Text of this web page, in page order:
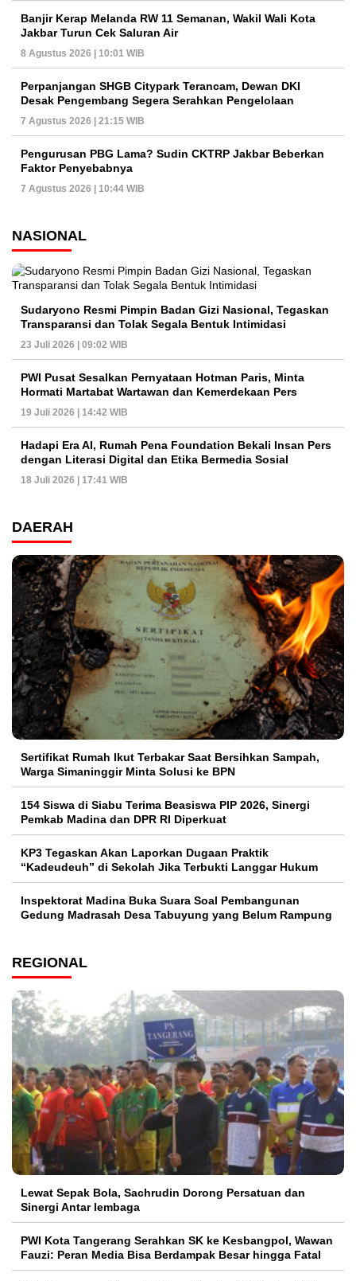
Banjir Kerap Melanda RW 11 Semanan, Wakil Wali Kota
Jakbar Turun Cek Saluran Air
8 Agustus 2026 | 10:01 WIB
Perpanjangan SHGB Citypark Terancam, Dewan DKI
Desak Pengembang Segera Serahkan Pengelolaan
7 Agustus 2026 | 21:15 WIB
Pengurusan PBG Lama? Sudin CKTRP Jakbar Beberkan
Faktor Penyebabnya
7 Agustus 2026 | 10:44 WIB
NASIONAL
Sudaryono Resmi Pimpin Badan Gizi Nasional, Tegaskan
Transparansi dan Tolak Segala Bentuk Intimidasi
23 Juli 2026 | 09:02 WIB
PWI Pusat Sesalkan Pernyataan Hotman Paris, Minta
Hormati Martabat Wartawan dan Kemerdekaan Pers
19 Juli 2026 | 14:42 WIB
Hadapi Era AI, Rumah Pena Foundation Bekali Insan Pers
dengan Literasi Digital dan Etika Bermedia Sosial
18 Juli 2026 | 17:41 WIB
DAERAH
Sertifikat Rumah Ikut Terbakar Saat Bersihkan Sampah,
Warga Simaninggir Minta Solusi ke BPN
154 Siswa di Siabu Terima Beasiswa PIP 2026, Sinergi
Pemkab Madina dan DPR RI Diperkuat
KP3 Tegaskan Akan Laporkan Dugaan Praktik
“Kadeudeuh” di Sekolah Jika Terbukti Langgar Hukum
Inspektorat Madina Buka Suara Soal Pembangunan
Gedung Madrasah Desa Tabuyung yang Belum Rampung
REGIONAL
Lewat Sepak Bola, Sachrudin Dorong Persatuan dan
Sinergi Antar lembaga
PWI Kota Tangerang Serahkan SK ke Kesbangpol, Wawan
Fauzi: Peran Media Bisa Berdampak Besar hingga Fatal